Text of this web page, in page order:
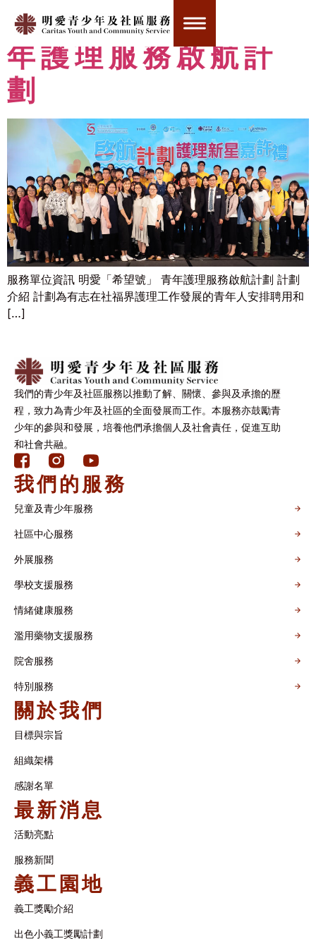
明愛「希望號」青
年護理服務啟航計
劃
服務單位資訊 明愛「希望號」 青年護理服務啟航計劃 計劃
介紹 計劃為有志在社福界護理工作發展的青年人安排聘用和
[…]
我們的青少年及社區服務以推動了解、關懷、參與及承擔的歷
程，致力為青少年及社區的全面發展而工作。本服務亦鼓勵青
少年的參與和發展，培養他們承擔個人及社會責任，促進互助
和社會共融。
我們的服務
兒童及青少年服務
社區中心服務
外展服務
學校支援服務
情緒健康服務
濫用藥物支援服務
院舍服務
特別服務
關於我們
目標與宗旨
組織架構​
感謝名單​
最新消息
活動亮點
服務新聞
義工園地
義工獎勵介紹
出色小義工獎勵計劃